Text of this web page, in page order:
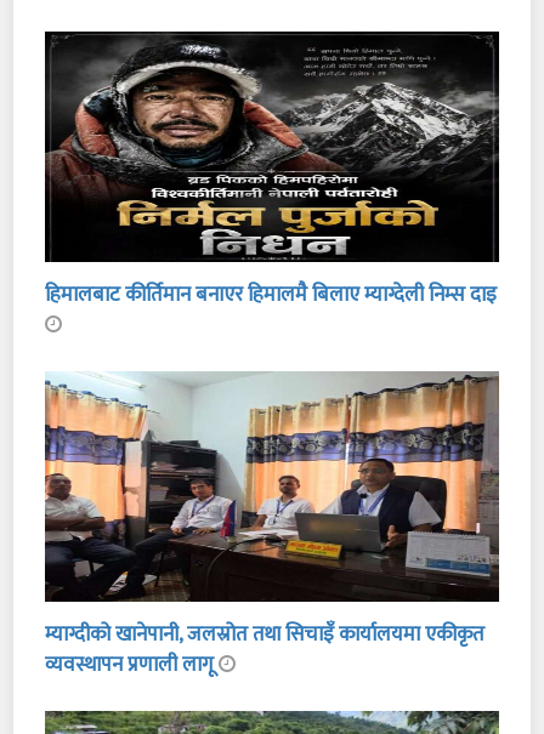
हिमालबाट कीर्तिमान बनाएर हिमालमै बिलाए म्याग्देली निम्स दाइ
म्याग्दीको खानेपानी, जलस्रोत तथा सिचाइँ कार्यालयमा एकीकृत
व्यवस्थापन प्रणाली लागू